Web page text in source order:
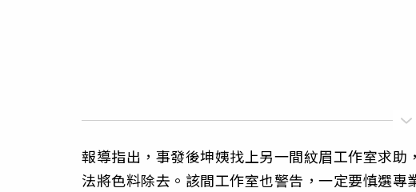
報導指出，事發後坤姨找上另一間紋眉工作室求
法將色料除去。該間工作室也警告，一定要慎選